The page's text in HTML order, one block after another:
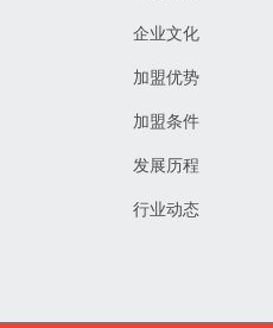
企业文化
加盟优势
加盟条件
发展历程
行业动态